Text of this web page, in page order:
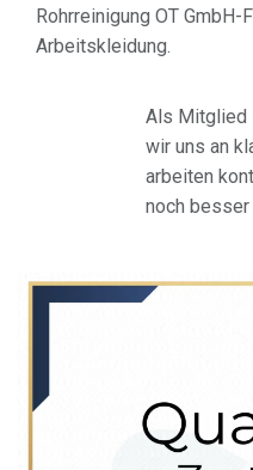
Rohrreinigung OT
Arbeitskleidung.
Als Mitglied
wir uns an
arbeiten
noch besser